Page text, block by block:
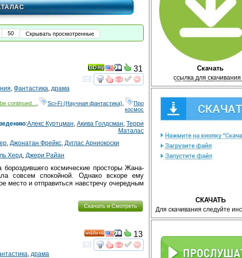
Скачать
с̲с̲ы̲л̲к̲а̲ ̲д̲л̲я̲
СКАЧАТЬ
Для скачивания следуйте
50 Скрывать просмотренные
смотретьинтересует
31
, Фантастика, драма
continued... Sci-Fi (Научная фантастика)
Про
космос
:Алекс Куртцман, Акива Голдсман, Терри
Маталас
, Джонатан Фрейкс, Дуглас Арниокоски
Херд, Джери Райан
бороздившего космические просторы Жана-
совсем спокойной. Однако вскоре ему
место и отправиться навстречу очередным
Скачать и Смотреть
смотретьинтересует
HD
13
, драма